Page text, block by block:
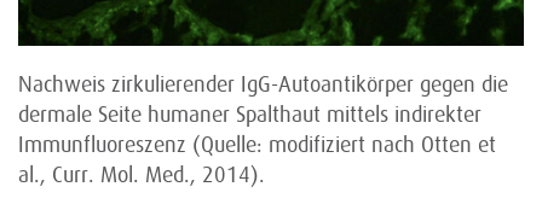
Nachweis zirkulierender IgG-Autoantikörper gegen die
dermale Seite humaner Spalthaut mittels indirekter
Immunfluoreszenz (Quelle: modifiziert nach Otten et
al., Curr. Mol. Med., 2014).